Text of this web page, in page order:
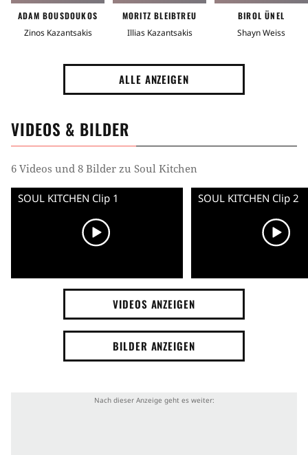
ADAM BOUSDOUKOS
Zinos Kazantsakis
MORITZ BLEIBTREU
Illias Kazantsakis
BIROL ÜNEL
Shayn Weiss
ALLE ANZEIGEN
VIDEOS & BILDER
6 Videos und 8 Bilder zu Soul Kitchen
SOUL KITCHEN Clip 1 SOUL KITCHEN Clip 2
VIDEOS ANZEIGEN
BILDER ANZEIGEN